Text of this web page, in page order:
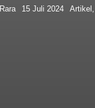
Rara 15 Juli 2024 Artikel ,